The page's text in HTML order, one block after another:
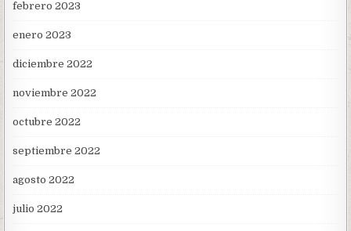
febrero 2023
enero 2023
diciembre 2022
noviembre 2022
octubre 2022
septiembre 2022
agosto 2022
julio 2022